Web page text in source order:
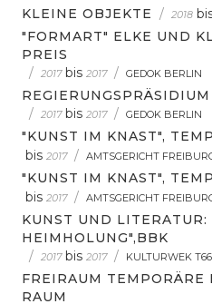
KLEINE OBJEKTE / 2018
"FORMART" ELKE UND
PREIS
/ 2017 bis 2017 / GEDOK BERLIN
/ 2017 bis 2017 / GEDOK BERLIN
"KUNST IM KNAST",
bis 2017 / AMTSGERICHT
"KUNST IM KNAST",
bis 2017 / AMTSGERICHT
KUNST UND LITERATUR:
HEIMHOLUNG",BBK
/ 2017 bis 2017 / KULTURWEK
FREIRAUM TEMPORÄRE
RAUM